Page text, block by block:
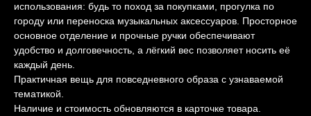
использования: будь то поход за покупками, прогулка по
городу или переноска музыкальных аксессуаров. Просторное
основное отделение и прочные ручки обеспечивают
удобство и долговечность, а лёгкий вес позволяет носить её
каждый день.
Практичная вещь для повседневного образа с узнаваемой
тематикой.
Наличие и стоимость обновляются в карточке товара.